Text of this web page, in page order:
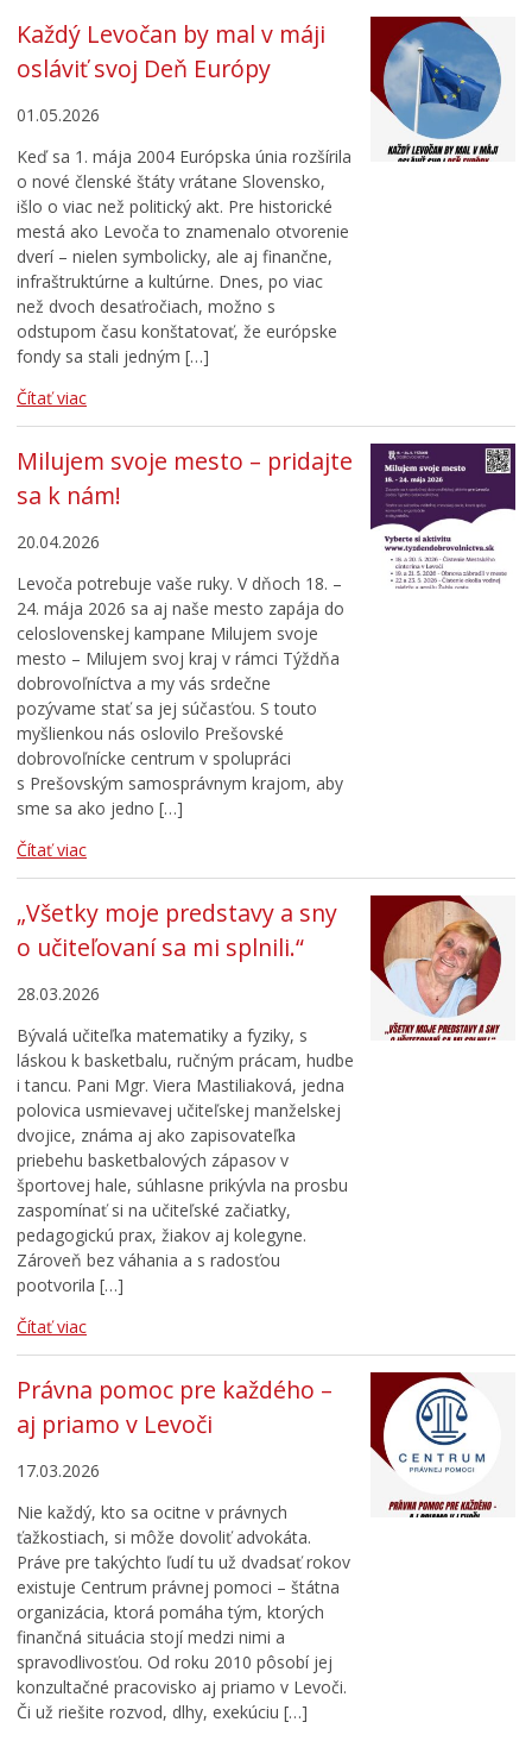
Každý Levočan by mal v máji
osláviť svoj Deň Európy
01.05.2026
Keď sa 1. mája 2004 Európska únia rozšírila
o nové členské štáty vrátane Slovensko,
išlo o viac než politický akt. Pre historické
mestá ako Levoča to znamenalo otvorenie
dverí – nielen symbolicky, ale aj finančne,
infraštruktúrne a kultúrne. Dnes, po viac
než dvoch desaťročiach, možno s
odstupom času konštatovať, že európske
fondy sa stali jedným […]
Čítať viac
Milujem svoje mesto – pridajte
sa k nám!
20.04.2026
Levoča potrebuje vaše ruky. V dňoch 18. –
24. mája 2026 sa aj naše mesto zapája do
celoslovenskej kampane Milujem svoje
mesto – Milujem svoj kraj v rámci Týždňa
dobrovoľníctva a my vás srdečne
pozývame stať sa jej súčasťou. S touto
myšlienkou nás oslovilo Prešovské
dobrovoľnícke centrum v spolupráci
s Prešovským samosprávnym krajom, aby
sme sa ako jedno […]
Čítať viac
„Všetky moje predstavy a sny
o učiteľovaní sa mi splnili.“
28.03.2026
Bývalá učiteľka matematiky a fyziky, s
láskou k basketbalu, ručným prácam, hudbe
i tancu. Pani Mgr. Viera Mastiliaková, jedna
polovica usmievavej učiteľskej manželskej
dvojice, známa aj ako zapisovateľka
priebehu basketbalových zápasov v
športovej hale, súhlasne prikývla na prosbu
zaspomínať si na učiteľské začiatky,
pedagogickú prax, žiakov aj kolegyne.
Zároveň bez váhania a s radosťou
pootvorila […]
Čítať viac
Právna pomoc pre každého –
aj priamo v Levoči
17.03.2026
Nie každý, kto sa ocitne v právnych
ťažkostiach, si môže dovoliť advokáta.
Práve pre takýchto ľudí tu už dvadsať rokov
existuje Centrum právnej pomoci – štátna
organizácia, ktorá pomáha tým, ktorých
finančná situácia stojí medzi nimi a
spravodlivosťou. Od roku 2010 pôsobí jej
konzultačné pracovisko aj priamo v Levoči.
Či už riešite rozvod, dlhy, exekúciu […]